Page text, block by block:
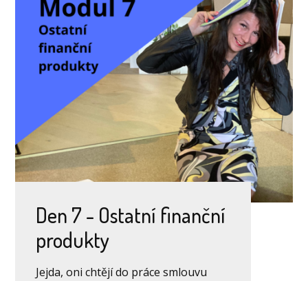
Den 7 - Ostatní finanční
produkty
Jejda, oni chtějí do práce smlouvu